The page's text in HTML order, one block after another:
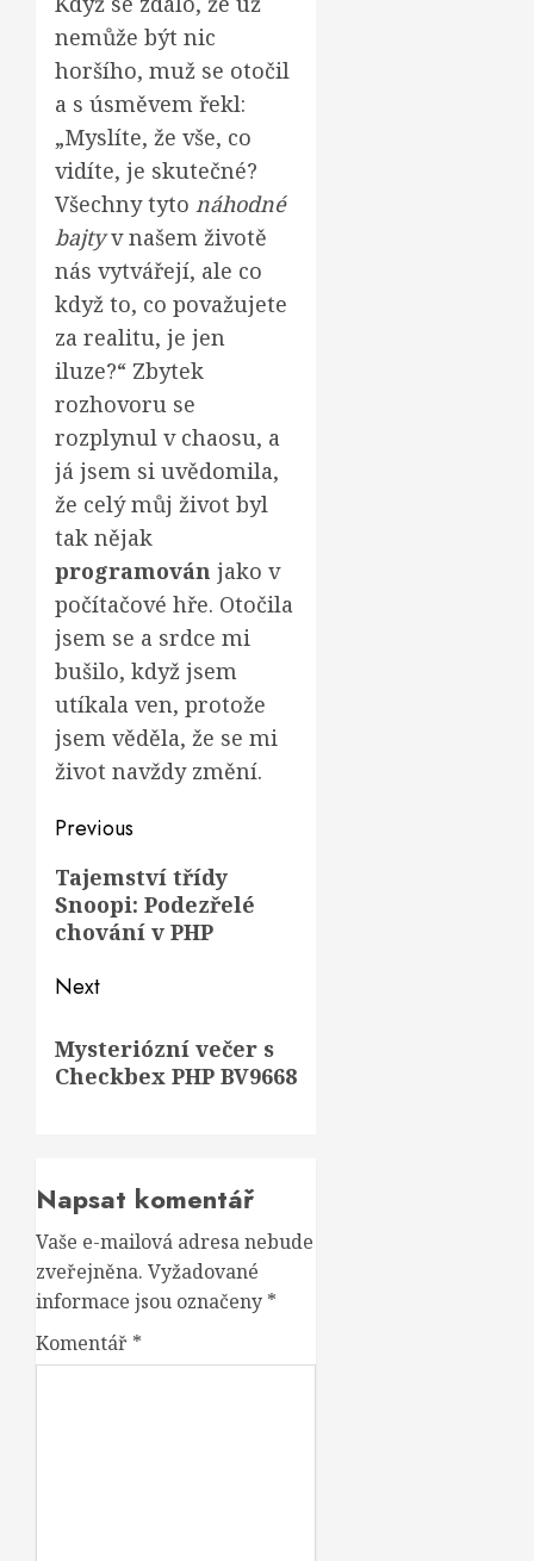
nemůže být nic
horšího, muž se otočil
a s úsměvem řekl:
„Myslíte, že vše, co
vidíte, je skutečné?
Všechny tyto náhodné
bajtyv našem životě
nás vytvářejí, ale co
když to, co považujete
za realitu, je jen
iluze?“ Zbytek
rozhovoru se
rozplynul v chaosu, a
já jsem si uvědomila,
že celý můj život byl
tak nějak
programován jako v
počítačové hře. Otočila
jsem se a srdce mi
bušilo, když jsem
utíkala ven, protože
jsem věděla, že se mi
život navždy změní.
Post
navigation
Previous
Previous
post:
Tajemství třídy
Snoopi: Podezřelé
chování v PHP
Next
post:
Mysteriózní večer s
Checkbex PHP BV9668
Napsat komentář
Vaše e-mailová adresa nebude
zveřejněna. Vyžadované
informace jsou označeny *
Komentář *